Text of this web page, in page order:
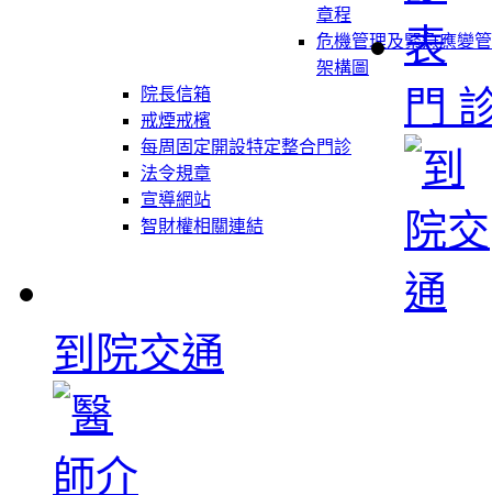
章程
危機管理及緊急應變
架構圖
院長信箱
戒煙戒檳
每周固定開設特定整合門診
法令規章
宣導網站
智財權相關連結
門
到院交通